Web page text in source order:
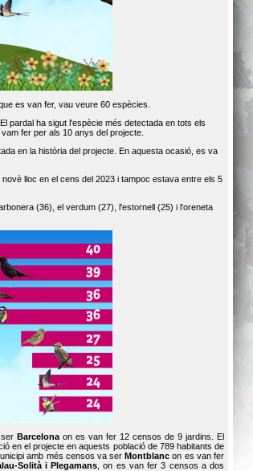
es van fer, vau veure 60 espècies.
pardal ha sigut l'espècie més detectada en tots els
vam fer per als 10 anys del projecte.
en la història del projecte. En aquesta ocasió, es va
lloc en el cens del 2023 i tampoc estava entre els 5
(36), el verdum (27), l'estornell (25) i l'oreneta
Barcelonaon es van fer 12 censos de 9 jardins. El
en el projecte en aquests població de 789 habitants de
amb més censos va serMontblanc on es van fer
Solità i Plegamans , on es van fer 3 censos a dos